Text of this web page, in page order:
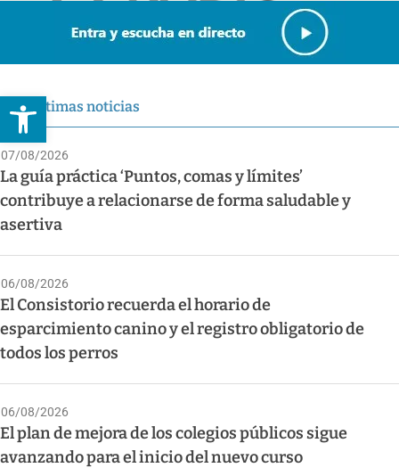
Abrir barra de herramientas
Últimas noticias
07/08/2026
La guía práctica ‘Puntos, comas y límites’
contribuye a relacionarse de forma saludable y
asertiva
06/08/2026
El Consistorio recuerda el horario de
esparcimiento canino y el registro obligatorio de
todos los perros
06/08/2026
El plan de mejora de los colegios públicos sigue
avanzando para el inicio del nuevo curso